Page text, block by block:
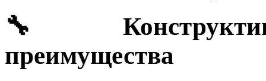
🔧
преимущества